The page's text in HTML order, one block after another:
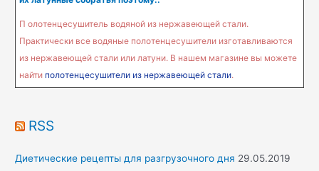
П олотенцесушитель водяной из нержавеющей стали.
Практически все водяные полотенцесушители изготавливаются
из нержавеющей стали или латуни. В нашем магазине вы можете
найти полотенцесушители из нержавеющей стали.
RSS
Диетические рецепты для разгрузочного дня 29.05.2019